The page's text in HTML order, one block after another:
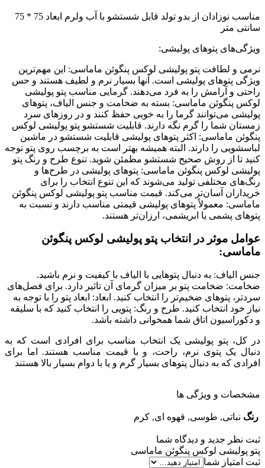
مناسب نوزادان از بدو تولد قابل شستشو با آب ولرم ابعاد 75 * 75
سانتی متر
ویژگی‌های پتوهای پولیشی:
نرمی و لطافت پتو پولیشی لوکس پنگوئن ماماسی: این مهم‌ترین
ویژگی پتوهای پولیشی است. آنها بسیار نرم و لطیف هستند و حس
راحتی و آرامش را به فرد می‌دهند. گرمایی مناسب پتو پولیشی
لوکس پنگوئن ماماسی: بسته به ضخامت و جنس الیاف، پتوهای
پولیشی می‌توانند گرما را به خوبی حفظ کنند و در روزهای سرد
زمستان شما را گرم نگه دارند. قابلیت شستشو پتو پولیشی لوکس
پنگوئن ماماسی: اکثر پتوهای پولیشی قابلیت شستشو در ماشین
لباسشویی را دارند. البته همیشه بهتر است به برچسب روی پتو توجه
کنید تا از روش صحیح شستشو مطمئن شوید. تنوع طرح و رنگ پتو
پولیشی لوکس پنگوئن ماماسی: پتوهای پولیشی در طرح‌ها و
رنگ‌های مختلفی تولید می‌شوند که این تنوع انتخاب را برای
خریداران آسان‌تر می‌کند. قیمت مناسب پتو پولیشی لوکس پنگوئن
ماماسی: معمولاًپتوهای پولیشی قیمتی مناسب دارند و نسبت به
پتوهای پشمی یا ابریشمی، ارزان‌تر هستند.
عوامل موثر در انتخاب پتو پولیشی لوکس پنگوئن
ماماسی:
جنس الیاف: به دنبال پتوهایی با الیاف با کیفیت و نرم باشید.
ضخامت: ضخامت پتو بر میزان گرمای آن تاثیر دارد. برای فصل‌های
سردتر، پتوهای ضخیم‌تر را انتخاب کنید. ابعاد: ابعاد پتو را با توجه به
نیاز خود انتخاب کنید. طرح و رنگ: پتویی را انتخاب کنید که با سلیقه
و دکوراسیون اتاق شما همخوانی داشته باشد.
در کل، پتو پولیشی یک انتخاب مناسب برای افرادی است که به
دنبال یک پتوی نرم، راحت، و با قیمت مناسب هستند. اما برای
افرادی که به دنبال پتوهای بسیار گرم و یا با دوام بسیار بالا هستند
مشخصات و ویژگی ها
رنگ نباتی, طوسی, قهوه ای, کرم
ثبت نظر جدید و دیدگاه شما
پتو پولیشی لوکس پنگوئن ماماسی
ثبت امتیاز شما